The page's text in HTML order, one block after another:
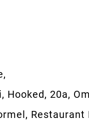
20a,
Restaurant